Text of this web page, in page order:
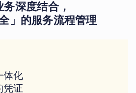
务深度结合，
」的服务流程管理
体化
凭证